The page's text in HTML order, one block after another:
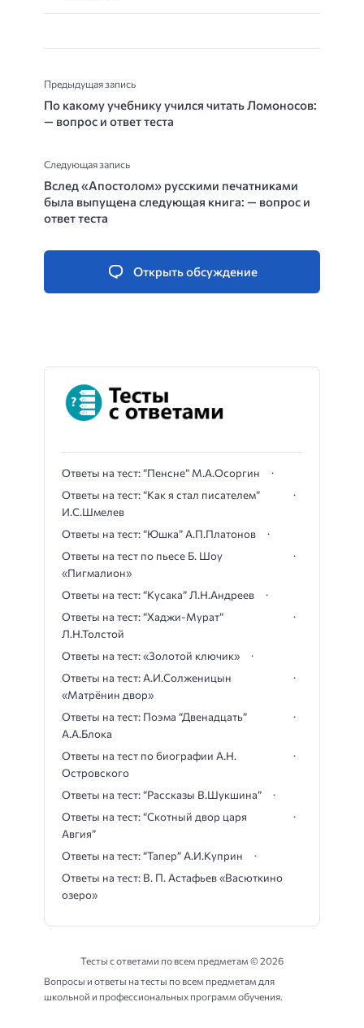
Предыдущая запись
По какому учебнику учился читать Ломоносов:
— вопрос и ответ теста
Следующая запись
Вслед «Апостолом» русскими печатниками
была выпущена следующая книга: — вопрос и
ответ теста
Открыть обсуждение
Ответы на тест: “Пенсне” М.А.Осоргин
Ответы на тест: “Как я стал писателем”
И.С.Шмелев
Ответы на тест: “Юшка” А.П.Платонов
Ответы на тест по пьесе Б. Шоу
«Пигмалион»
Ответы на тест: “Кусака” Л.Н.Андреев
Ответы на тест: “Хаджи-Мурат”
Л.Н.Толстой
Ответы на тест: «Золотой ключик»
Ответы на тест: А.И.Солженицын
«Матрёнин двор»
Ответы на тест: Поэма “Двенадцать”
А.А.Блока
Ответы на тест по биографии А.Н.
Островского
Ответы на тест: “Рассказы В.Шукшина”
Ответы на тест: “Скотный двор царя
Авгия”
Ответы на тест: “Тапер” А.И.Куприн
Ответы на тест: В. П. Астафьев «Васюткино
озеро»
Тесты с ответами по всем предметам ©2026
Вопросы и ответы на тесты по всем предметам для
школьной и профессиональных программ обучения.